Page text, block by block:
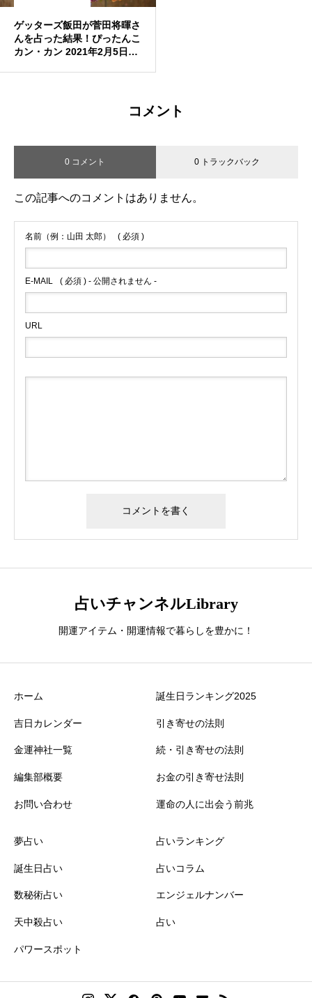
ゲッターズ飯田が菅田将暉さ
んを占った結果！ぴったんこ
カン・カン 2021年2月5日放
コメント
0 コメント 0 トラックバック
この記事へのコメントはありません。
名前（例：山田 太郎） ( 必須 )
E-MAIL ( 必須 ) - 公開されません -
URL
占いチャンネルLibrary
開運アイテム・開運情報で暮らしを豊かに！
ホーム
吉日カレンダー
金運神社一覧
編集部概要
お問い合わせ
誕生日ランキング2025
引き寄せの法則
続・引き寄せの法則
お金の引き寄せ法則
運命の人に出会う前兆
夢占い
誕生日占い
数秘術占い
天中殺占い
パワースポット
占いランキング
占いコラム
エンジェルナンバー
占い